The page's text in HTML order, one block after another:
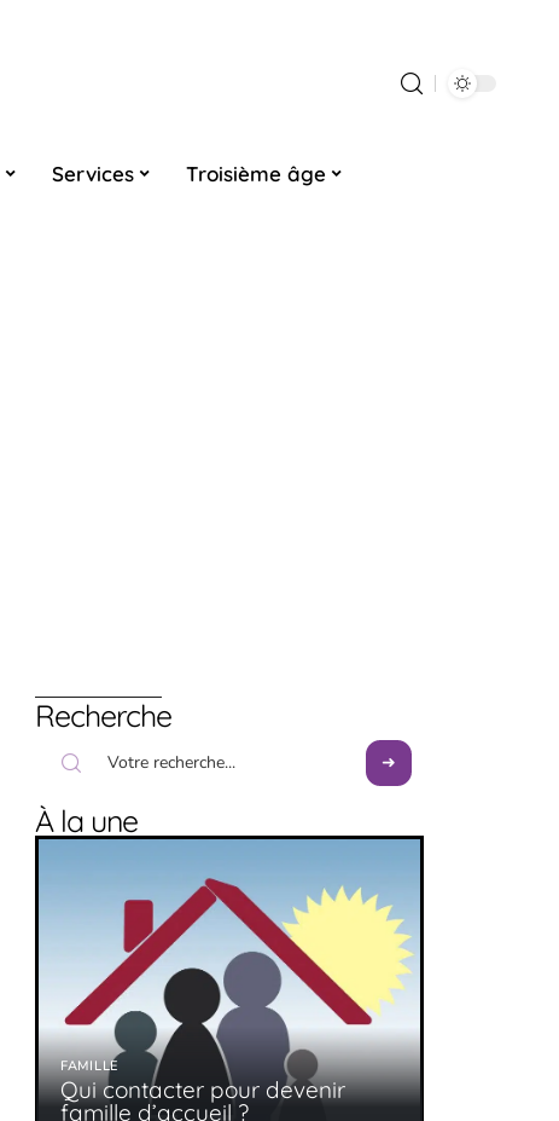
Services Troisième âge
Recherche
À la une
FAMILLE
Qui contacter pour devenir
famille d’accueil ?